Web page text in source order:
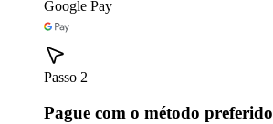
Google Pay
Passo 2
Pague com o método preferido